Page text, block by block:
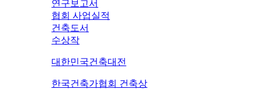
연구보고서
협회 사업실적
건축도서
수상작
대한민국건축대전
한국건축가협회 건축상